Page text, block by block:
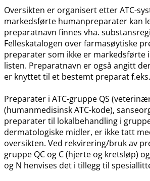
Oversikten er organisert etter ATC-
markedsførte humanpreparater kan
preparatnavn finnes vha.
Felleskatalogen over farmasøytiske
preparater som ikke er markedsførte
listen. Preparatnavn er også angitt
er knyttet til et bestemt preparat
Preparater i ATC-gruppe QS
(humanmedisinsk ATC-kode),
preparater til lokalbehandling i
dermatologiske midler, er ikke tatt
oversikten. Ved rekvirering​/​bruk av
gruppe QC og C (hjerte og kretsløp)
og N henvises det i tillegg til